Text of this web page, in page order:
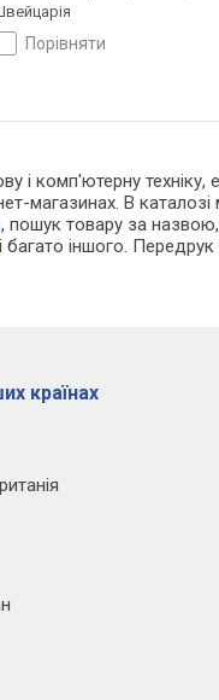
порівняти
і комп'ютерну
магазинах. В
, пошук товару за
і багато іншого.
країнах